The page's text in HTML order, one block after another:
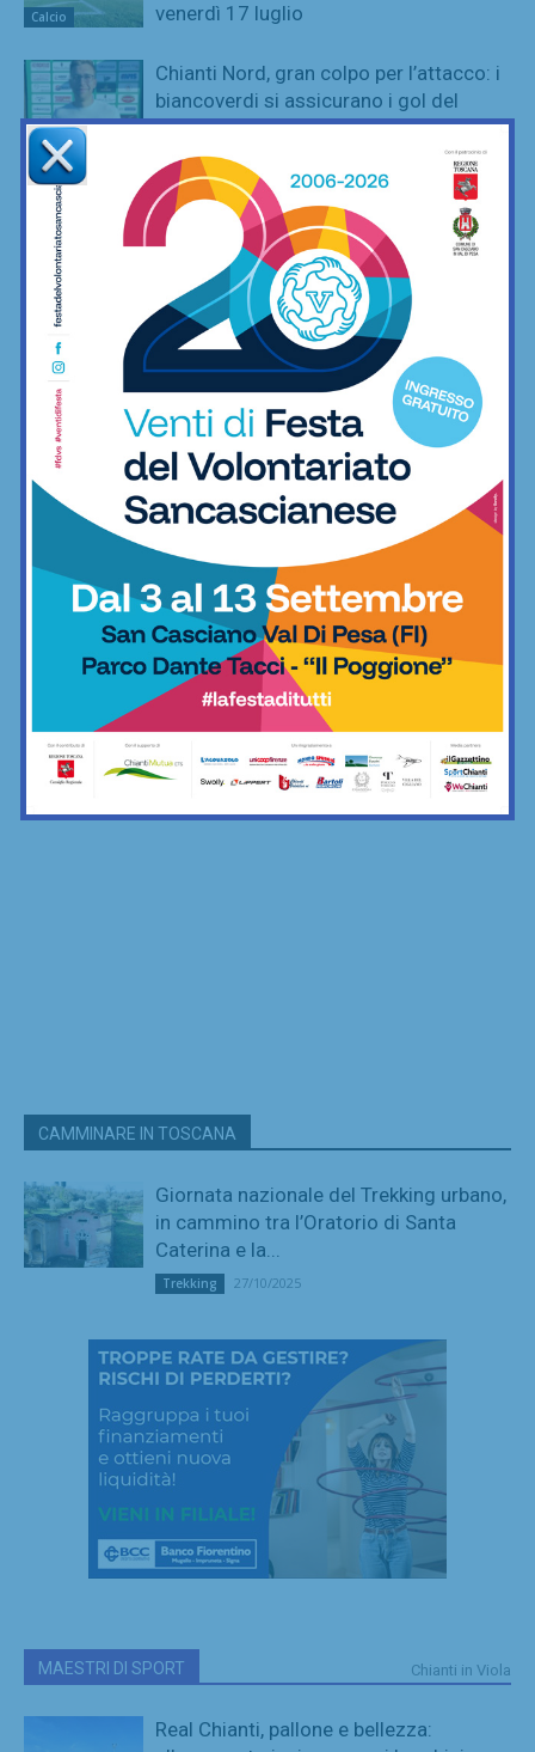
Calcio
venerdì 17 luglio
Calcio
Chianti Nord, gran colpo per l’attacco: i
biancoverdi si assicurano i gol del
“Puma” Lumachi
Arti marziali
European Traditional Karate
Championship: grandi prestazioni degli
atleti del nostro territorio
Calcio
Mercato: l’ex Chianti Nord Lacine Dosso
va a vestire la maglia del Fiesole
CAMMINARE IN TOSCANA
Giornata nazionale del Trekking urbano,
in cammino tra l’Oratorio di Santa
Caterina e la...
Trekking 27/10/2025
MAESTRI DI SPORT Chianti in Viola
Real Chianti, pallone e bellezza: